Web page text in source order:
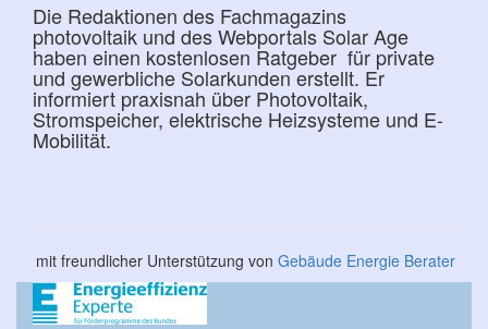
Die Redaktionen des Fachmagazins
photovoltaik und des Webportals Solar Age
haben einen kostenlosen Ratgeber für private
und gewerbliche Solarkunden erstellt. Er
informiert praxisnah über Photovoltaik,
Stromspeicher, elektrische Heizsysteme und E-
Mobilität.
mit freundlicher Unterstützung von Gebäude Energie Berater